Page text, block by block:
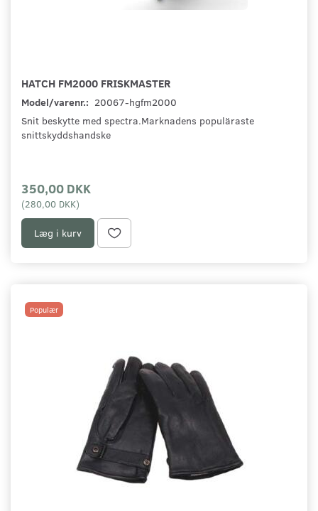
HATCH FM2000 FRISKMASTER
Model/varenr.: 20067-hgfm2000
Snit beskytte med spectra.Marknadens populäraste
snittskyddshandske
350,00 DKK
(280,00 DKK)
Læg i kurv
Populær